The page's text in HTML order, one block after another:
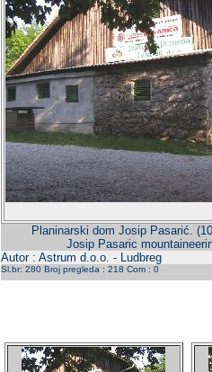
Planinarski dom Josip Pasarić.
Josip Pasaric
Autor : Astrum d.o.o. - Ludbreg
Sl.br: 280 Broj pregleda : 218 Com : 0